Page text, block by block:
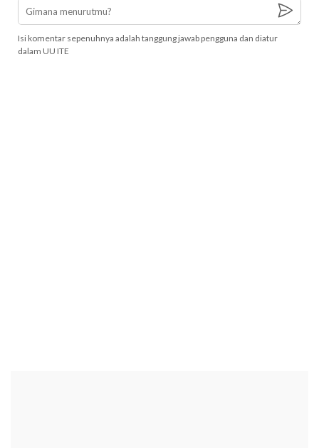
Isi komentar sepenuhnya adalah tanggung jawab pengguna dan diatur
dalam UU ITE